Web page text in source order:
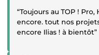
“Toujours au TOP !
encore. tout nos
encore Ilias ! à bientôt”